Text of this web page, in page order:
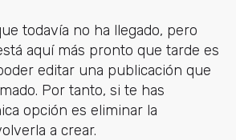
todavía no ha llegado, pero
aquí más pronto que tarde es
editar una publicación que
Por tanto, si te has
opción es eliminar la
a crear.